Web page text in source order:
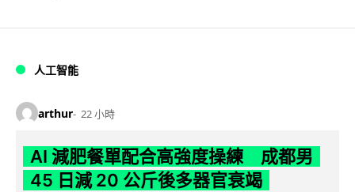
人工智能
arthur 22 小時
AI 減肥餐單配合高強度操練 成都男
45 日減 20 公斤後多器官衰竭